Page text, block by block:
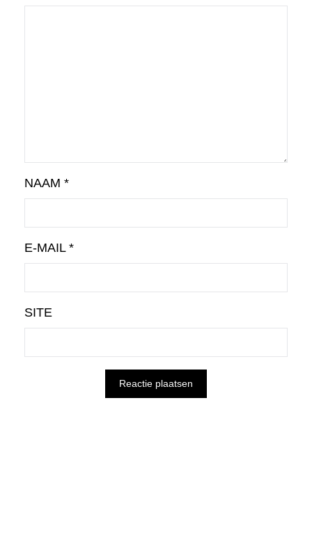
NAAM *
E-MAIL *
SITE